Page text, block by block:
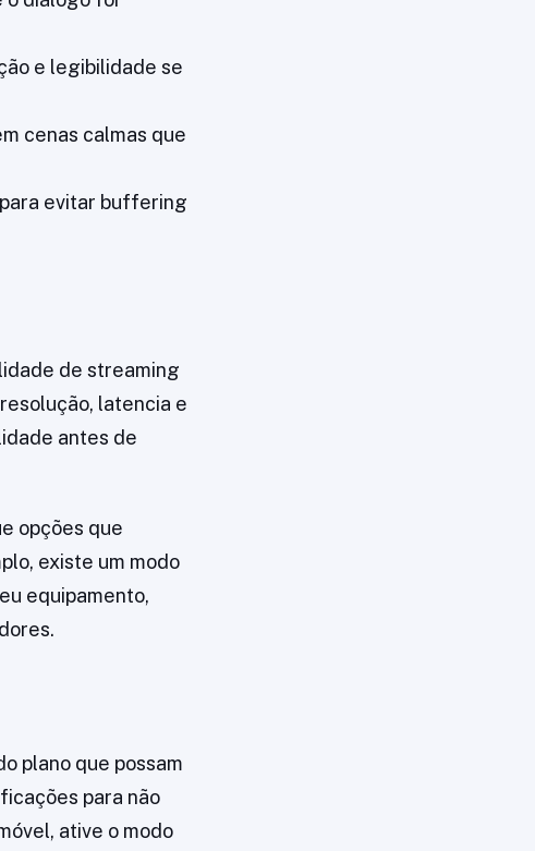
e legibilidade se
cenas calmas que
evitar buffering
de streaming
latencia e
antes de
opções que
existe um modo
equipamento,
plano que possam
para não
ative o modo